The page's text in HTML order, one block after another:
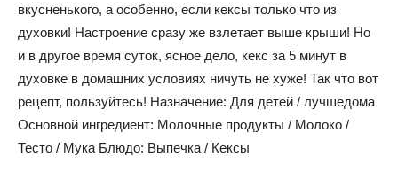
вкусненького, а особенно, если кексы только что из
духовки! Настроение сразу же взлетает выше крыши! Но
и в другое время суток, ясное дело, кекс за 5 минут в
духовке в домашних условиях ничуть не хуже! Так что вот
рецепт, пользуйтесь! Назначение: Для детей / лучшедома
Основной ингредиент: Молочные продукты / Молоко /
Тесто / Мука Блюдо: Выпечка / Кексы